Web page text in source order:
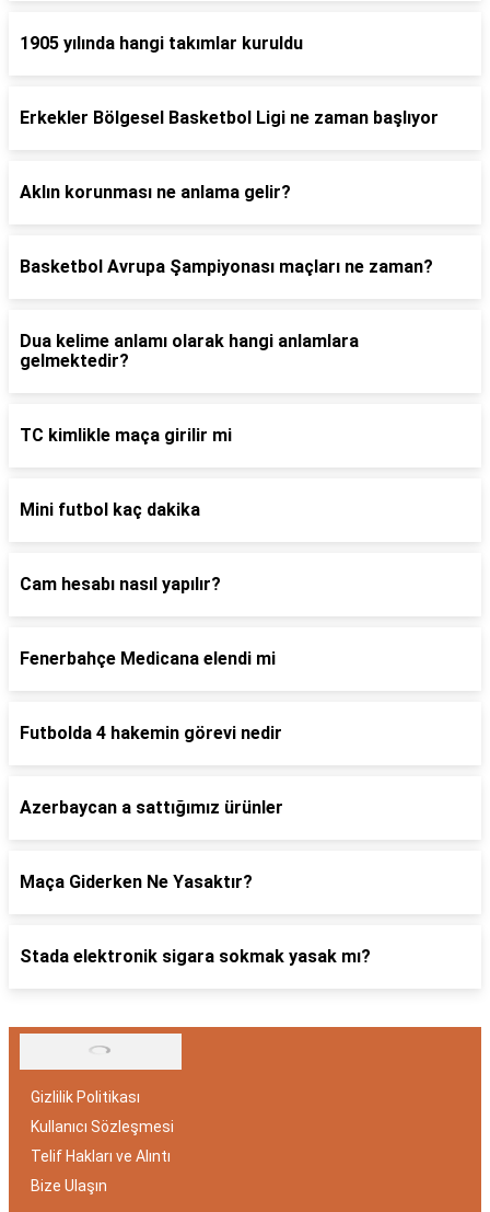
1905 yılında hangi takımlar kuruldu
Erkekler Bölgesel Basketbol Ligi ne zaman başlıyor
Aklın korunması ne anlama gelir?
Basketbol Avrupa Şampiyonası maçları ne zaman?
Dua kelime anlamı olarak hangi anlamlara
gelmektedir?
TC kimlikle maça girilir mi
Mini futbol kaç dakika
Cam hesabı nasıl yapılır?
Fenerbahçe Medicana elendi mi
Futbolda 4 hakemin görevi nedir
Azerbaycan a sattığımız ürünler
Maça Giderken Ne Yasaktır?
Stada elektronik sigara sokmak yasak mı?
Gizlilik Politikası
Kullanıcı Sözleşmesi
Telif Hakları ve Alıntı
Bize Ulaşın